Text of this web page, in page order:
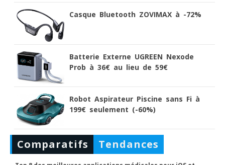
Casque Bluetooth ZOVIMAX à -72%
Batterie Externe UGREEN Nexode
Prob à 36€ au lieu de 59€
Robot Aspirateur Piscine sans Fi à
199€ seulement (-60%)
Comparatifs Tendances